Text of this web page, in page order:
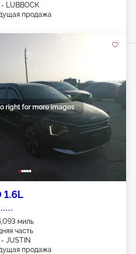
LUBBOCK
продажа
right for more images
1.6L
миль
часть
JUSTIN
продажа